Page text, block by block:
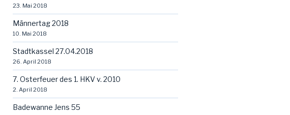
23. Mai 2018
Männertag 2018
10. Mai 2018
Stadtkassel 27.04.2018
26. April 2018
7. Osterfeuer des 1. HKV v. 2010
2. April 2018
Badewanne Jens 55